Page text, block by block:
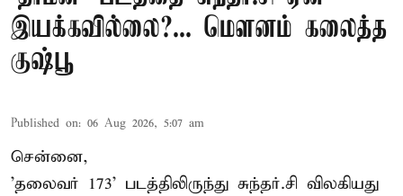
இயக்கவில்லை?... மௌனம் கலைத்த
குஷ்பூ
Published on: 06 Aug 2026, 5:07 am
சென்னை,
'தலைவர் 173' படத்திலிருந்து சுந்தர்.சி விலகியது